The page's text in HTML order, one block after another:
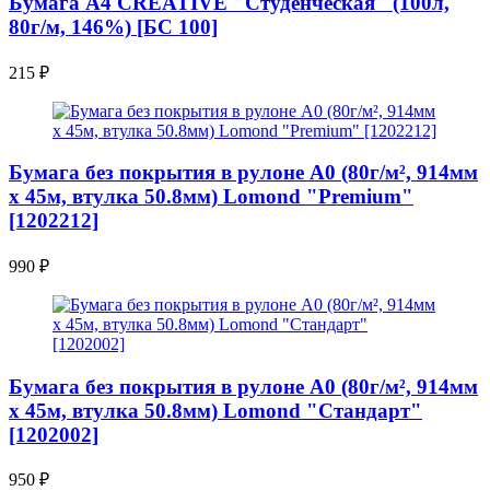
80г/м, 146%) [БС 100]
215 ₽
Бумага без покрытия в рулоне A0 (80г/м², 914мм
x 45м, втулка 50.8мм) Lomond "Premium"
[1202212]
990 ₽
Бумага без покрытия в рулоне A0 (80г/м², 914мм
x 45м, втулка 50.8мм) Lomond "Стандарт"
[1202002]
950 ₽